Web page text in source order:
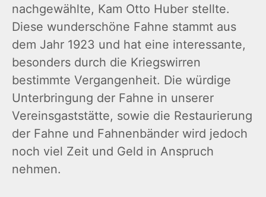
nachgewählte, Kam Otto Huber stellte.
Diese wunderschöne Fahne stammt aus
dem Jahr 1923 und hat eine interessante,
besonders durch die Kriegswirren
bestimmte Vergangenheit. Die würdige
Unterbringung der Fahne in unserer
Vereinsgaststätte, sowie die Restaurierung
der Fahne und Fahnenbänder wird jedoch
noch viel Zeit und Geld in Anspruch
nehmen.